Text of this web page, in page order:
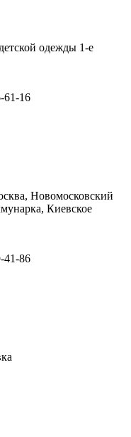
одежды 1-е
61-16
Новомосковский
Киевское
41-86